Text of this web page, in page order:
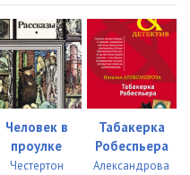
09:04
01:27
10:41
08:16
Человек в
проулке
Честертон
Табакерка
Робеспьера
Александрова